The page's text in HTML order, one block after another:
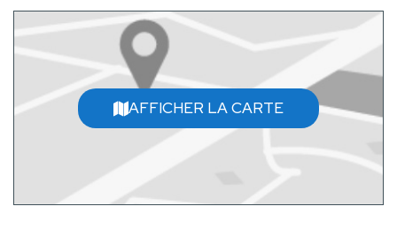
AFFICHER LA CARTE